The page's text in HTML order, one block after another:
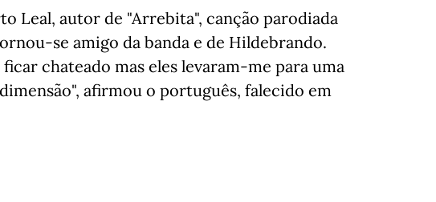
Leal, autor de "Arrebita", canção parodiada
se amigo da banda e de Hildebrando.
chateado mas eles levaram-me para uma
afirmou o português, falecido em